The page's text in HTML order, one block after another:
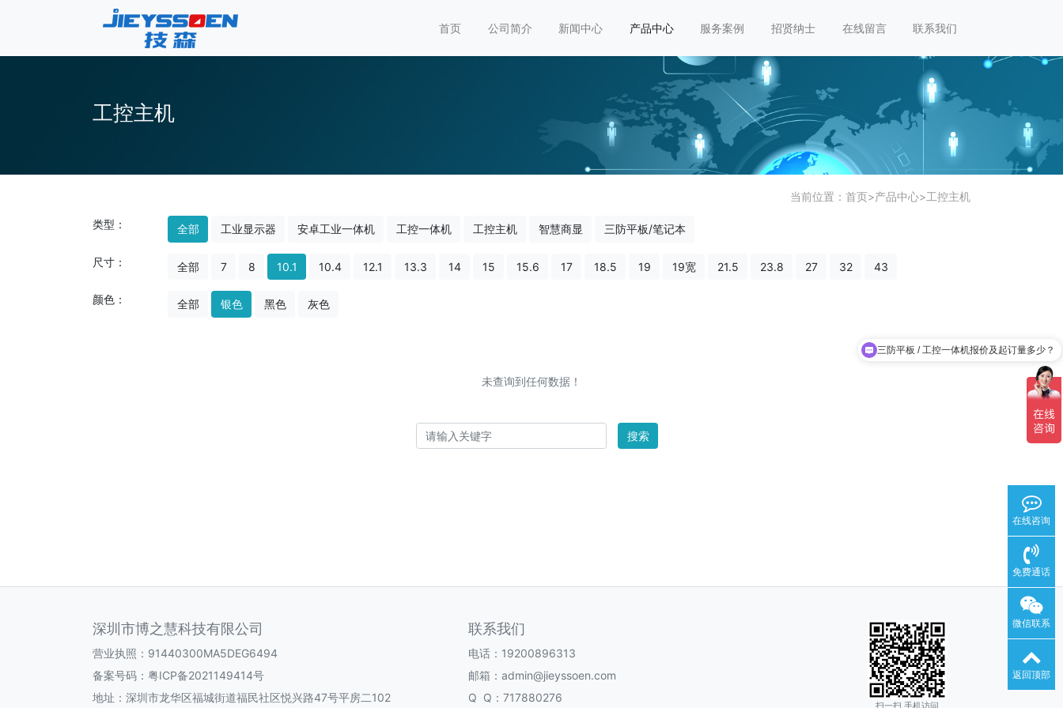
首页 公司简介 新闻中心 产品中心 服务案例 招贤纳士 在线留言 联系我们
工控主机
当前位置： 首页>产品中心>工控主机
类型： 全部 工业显示器 安卓工业一体机 工控一体机 工控主机 智慧商显 三防平板/笔记本
尺寸： 全部 7 8 10.1 10.4 12.1 13.3 14 15 15.6 17 18.5 19 19宽 21.5 23.8 27 32 43
颜色： 全部 银色 黑色 灰色
未查询到任何数据！
搜索
深圳市博之慧科技有限公司
营业执照：91440300MA5DEG6494
备案号码： 粤ICP备2021149414号
地址：深圳市龙华区福城街道福民社区悦兴路47号平房二102
联系我们
电话：19200896313
邮箱：admin@jieyssoen.com
Q Q：717880276
扫一扫 手机访问
在线咨询
免费通话
微信联系
返回顶部
三防平板 / 工控一体机报价及起订量多少？